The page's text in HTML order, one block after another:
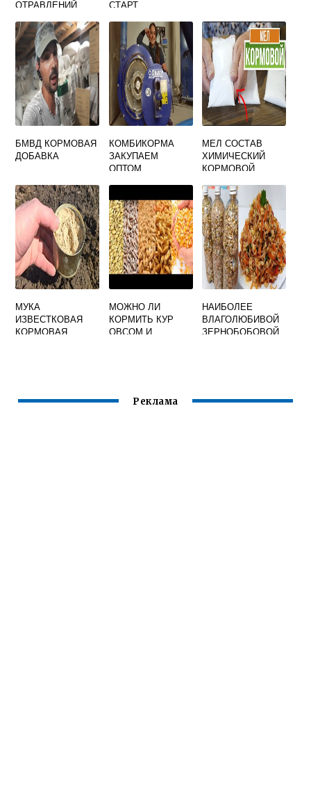
ОТРАВЛЕНИЙ СТАРТ
БМВД КОРМОВАЯ
ДОБАВКА
КОМБИКОРМА
ЗАКУПАЕМ
ОПТОМ
МЕЛ СОСТАВ
ХИМИЧЕСКИЙ
КОРМОВОЙ
МУКА
ИЗВЕСТКОВАЯ
КОРМОВАЯ
МОЖНО ЛИ
КОРМИТЬ КУР
ОВСОМ И
НАИБОЛЕЕ
ВЛАГОЛЮБИВОЙ
ЗЕРНОБОБОВОЙ
Реклама